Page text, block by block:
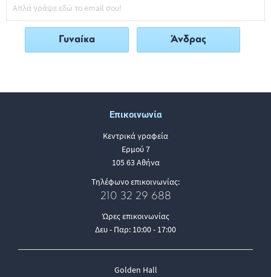
Γυναίκα Άνδρας
Επικοινωνία
Κεντρικά γραφεία
Ερμού 7
105 63 Αθήνα
Τηλέφωνο επικοινωνίας:
210 32 29 688
Ώρες επικοινωνίας
Δευ - Παρ: 10:00 - 17:00
Golden Hall